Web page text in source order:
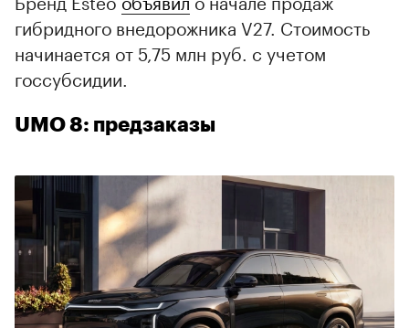
гибридного внедорожника V27. Стоимость
начинается от 5,75 млн руб. с учетом
госсубсидии.
UMO 8: предзаказы